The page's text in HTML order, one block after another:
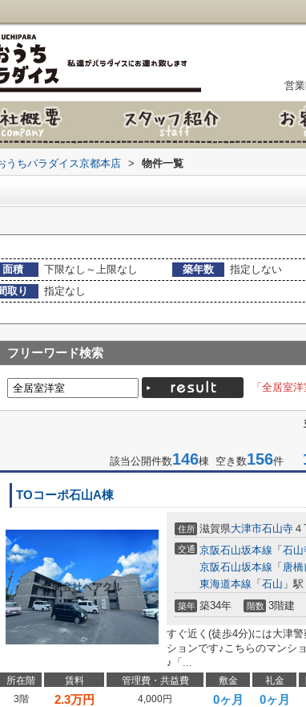
営
うちパラダイス京都本店 > 物件一覧
面積 下限なし～上限なし 築年数
指定しない
取り
指定なし
フリーワード検索
「全居室洋
該当公開件数146棟 空き数156件
TOコーポ石山A棟
住所 滋賀県大津市石山寺
交通 京阪石山坂本線 「 石山
京阪石山坂本線 「 唐橋
東海道本線 「 石山 」
築年 築34年 階数 3階建
すぐ近く(徒歩4分)には大津
ションです♪こちらのマンシ
♪「...
所在階 賃料 管理費・共益費 敷金 礼金
3階
2.3万円 4,000円 0ヶ月 0ヶ月